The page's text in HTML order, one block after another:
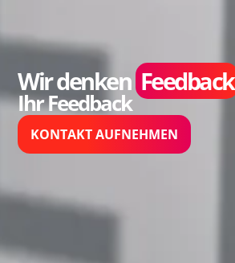
Wir denken Feedback
Ihr Feedback
KONTAKT AUFNEHMEN